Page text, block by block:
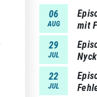
06
AUG
mit
29
JUL
22
JUL